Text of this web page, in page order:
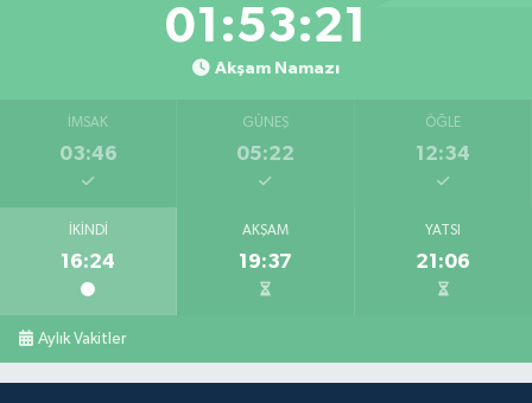
01:53:20
Akşam Namazı
İMSAK
03:46
GÜNEŞ
05:22
ÖĞLE
12:34
İKINDI
16:24
AKŞAM
19:37
YATSI
21:06
Aylık Vakitler